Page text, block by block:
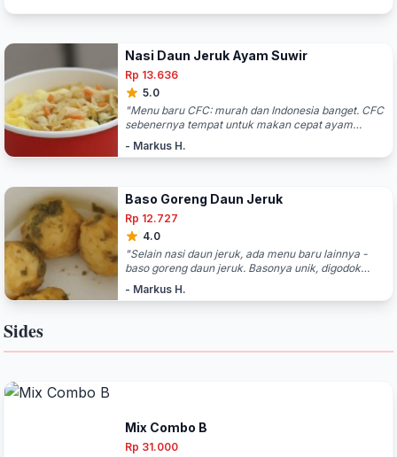
Nasi Daun Jeruk Ayam Suwir
Rp 13.636
5.0
"Menu baru CFC: murah dan Indonesia banget. CFC
sebenernya tempat untuk makan cepat ayam
goreng bule. Namun CFC baru mengeluarkan menu
terbarunya yang khas Indonesia banget. Nasinya
Telur gorengnya khas Indonesia. Daging ayam
suwirnya lengkap dengan cabe pedas dan saus
manis. Seperti makan di warteg Indonesia. Telur
dadarnya mirip dengan telur dadar goreng di
warteg. Harganya murah, 15 ribu."
- Markus H.
Baso Goreng Daun Jeruk
Rp 12.727
4.0
"Selain nasi daun jeruk, ada menu baru lainnya -
baso goreng daun jeruk. Basonya unik, digodok
dengan daun jeruk. Basonya jadi wangi daun jeruk.
Rasanya unik. Harganya 14 ribu."
- Markus H.
Sides
Mix Combo B
Rp 31.000